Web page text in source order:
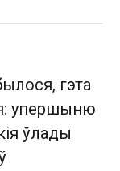
гэта
упершыню
ўлады